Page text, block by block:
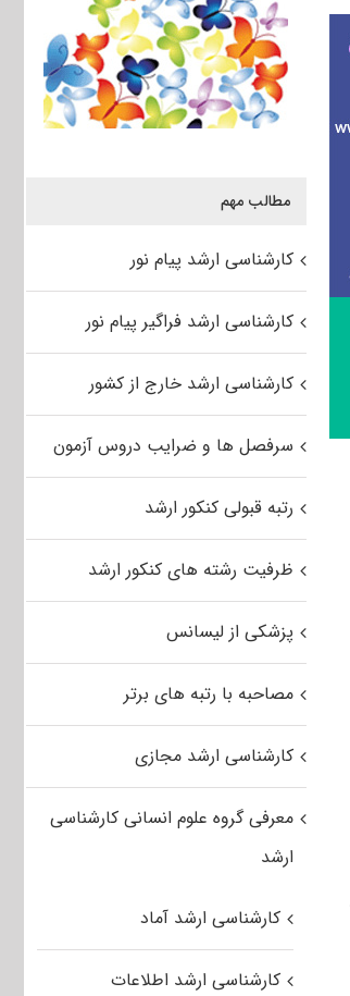
مطالب مهم
کارشناسی ارشد پیام نور
کارشناسی ارشد فراگیر پیام نور
کارشناسی ارشد خارج از کشور
سرفصل ها و ضرایب دروس آزمون
رتبه قبولی کنکور ارشد
ظرفیت رشته های کنکور ارشد
پزشکی از لیسانس
مصاحبه با رتبه های برتر
کارشناسی ارشد مجازی
معرفی گروه علوم انسانی کارشناسی
ارشد
کارشناسی ارشد آماد
کارشناسی ارشد اطلاعات